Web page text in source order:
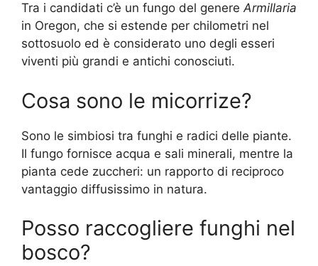
Tra i candidati c’è un fungo del genereArmillaria
in Oregon, che si estende per chilometri nel
sottosuolo ed è considerato uno degli esseri
viventi più grandi e antichi conosciuti.
Cosa sono le micorrize?
Sono le simbiosi tra funghi e radici delle piante.
Il fungo fornisce acqua e sali minerali, mentre la
pianta cede zuccheri: un rapporto di reciproco
vantaggio diffusissimo in natura.
Posso raccogliere funghi nel
bosco?